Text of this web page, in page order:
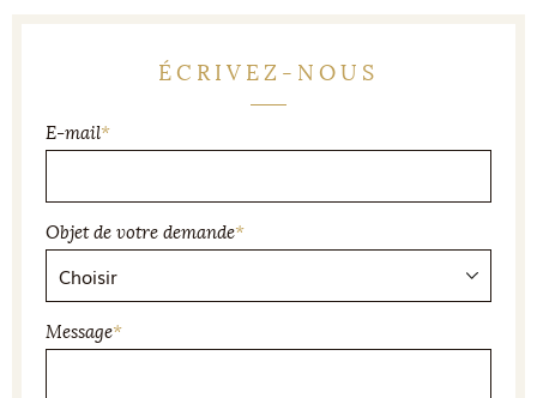
ÉCRIVEZ-NOUS
E-mail*
Objet de votre demande*
Message*